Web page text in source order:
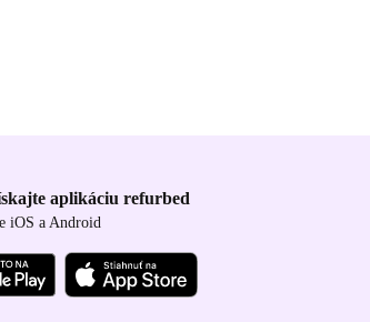
aplikáciu refurbed
iOS a Android